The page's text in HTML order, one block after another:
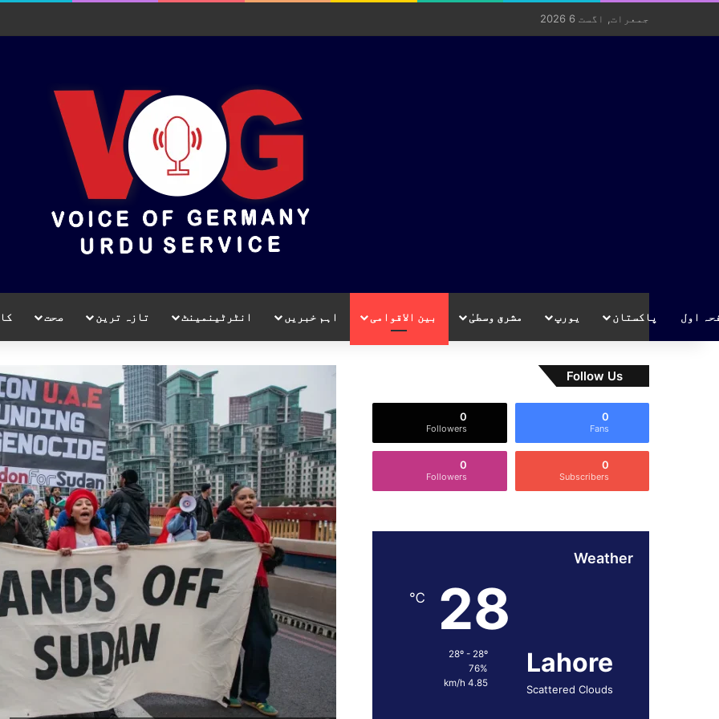
جمعرات, اگست 6 2026
اول پاکستان یورپ مشرق وسطیٰ بین الاقوامی اہم خبریں انٹرٹینمینٹ تازہ ترین صحت
Follow Us
0
Fans
0
Followers
0
Subscribers
0
Followers
Weather
Lahore
Scattered Clouds
28
℃
28º - 28º
76%
4.85 km/h